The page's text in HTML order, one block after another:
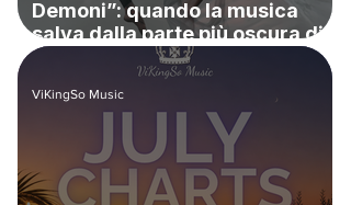
Demoni”: quando la musica
salva dalla parte più oscura di
sé
ViKingSo Music